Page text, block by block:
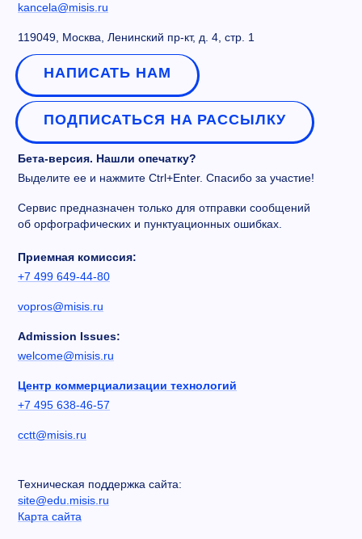
kancela@misis.ru
119049, Москва, Ленинский пр-кт, д. 4, стр. 1
НАПИСАТЬ НАМ
ПОДПИСАТЬСЯ НА РАССЫЛКУ
Бета-версия. Нашли опечатку?
Выделите ее и нажмите Ctrl+Enter. Спасибо за участие!
Сервис предназначен только для отправки сообщений
об орфографических и пунктуационных ошибках.
Приемная комиссия:
+7 499 649-44-80
vopros@misis.ru
Admission Issues:
welcome@misis.ru
Центр коммерциализации технологий
+7 495 638-46-57
cctt@misis.ru
Техническая поддержка сайта:
site@edu.misis.ru
Карта сайта